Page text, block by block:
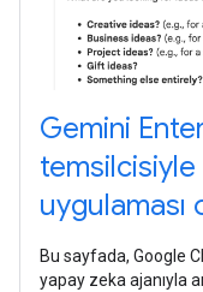
Gemini
uygulaması
Bu sayfada, Google
yapay zeka ajanıyla